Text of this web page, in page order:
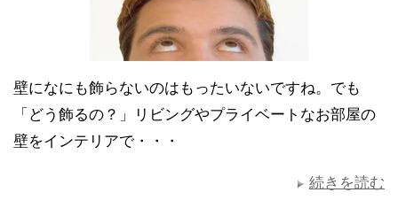
壁になにも飾らないのはもったいないですね。でも
「どう飾るの？」リビングやプライベートなお部屋の
壁をインテリアで・・・
続きを読む